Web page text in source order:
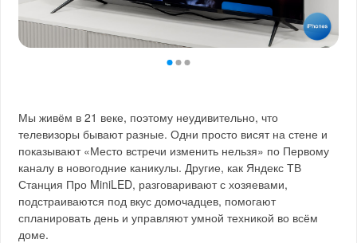
Мы живём в 21 веке, поэтому неудивительно, что
телевизоры бывают разные. Одни просто висят на стене и
показывают «Место встречи изменить нельзя» по Первому
каналу в новогодние каникулы. Другие, как Яндекс ТВ
Станция Про MiniLED, разговаривают с хозяевами,
подстраиваются под вкус домочадцев, помогают
спланировать день и управляют умной техникой во всём
доме.